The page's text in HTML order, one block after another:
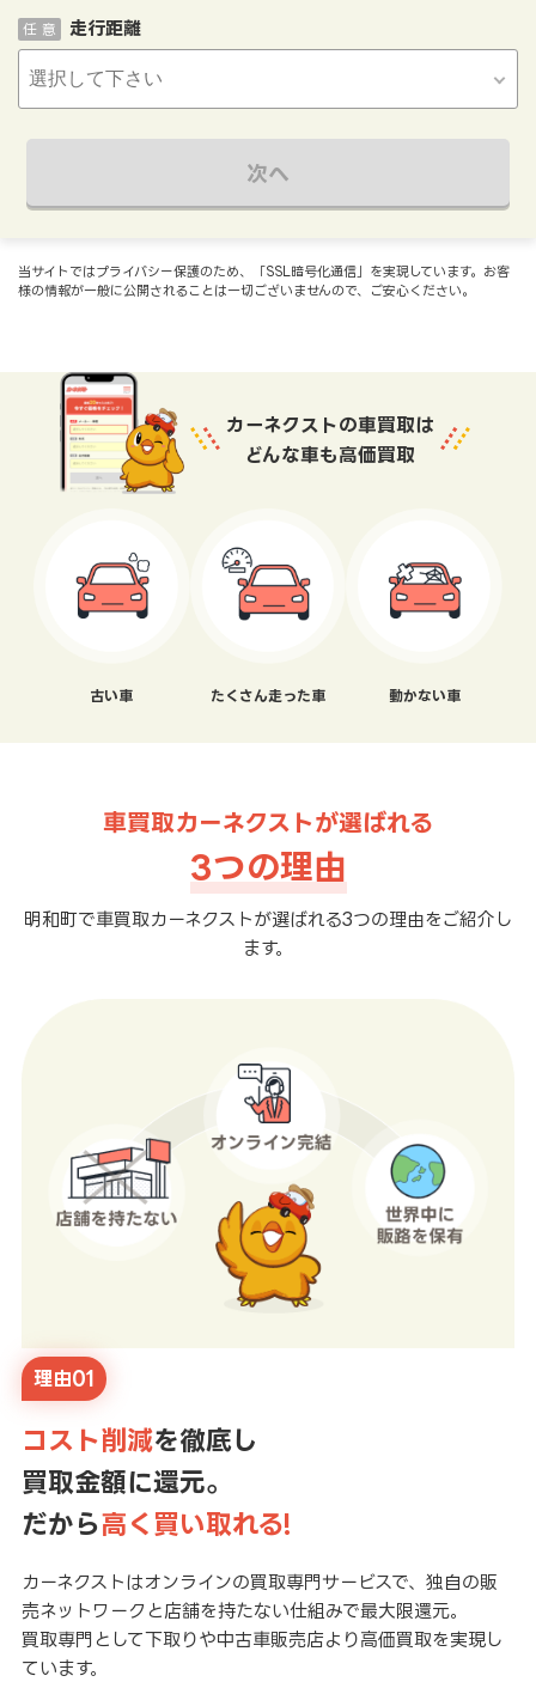
走行距離
任 意
次へ
当サイトではプライバシー保護のため、「SSL暗号化通信」を実現しています。お客
様の情報が一般に公開されることは一切ございませんので、ご安心ください。
カーネクストの車買取は
どんな車も高価買取
古い車 たくさん走った車 動かない車
車買取カーネクストが選ばれる
3つの理由
明和町で車買取カーネクストが選ばれる3つの理由をご紹介し
ます。
理由01
コスト削減を徹底し
買取金額に還元。
だから高く買い取れる!
カーネクストはオンラインの買取専門サービスで、独自の販
売ネットワークと店舗を持たない仕組みで最大限還元。
買取専門として下取りや中古車販売店より高価買取を実現し
ています。